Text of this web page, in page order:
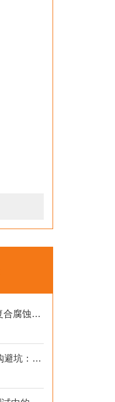
德瑞检测DR-H304-F：解决复合腐蚀不均2026选型标准
2026年步入式恒温恒湿箱采购避坑：冷源、工况与合规选型逻辑